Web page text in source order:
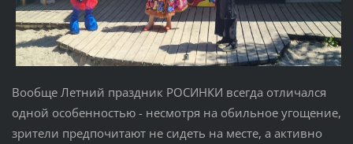
Вообще Летний праздник РОСИНКИ всегда отличался
одной особенностью - несмотря на обильное угощение,
зрители предпочитают не сидеть на месте, а активно